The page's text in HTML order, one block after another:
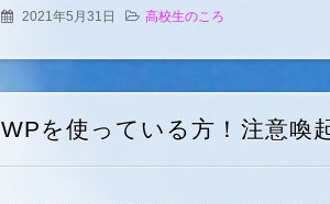
2021年5月31日 高校生のころ
WPを使っている方！注意喚